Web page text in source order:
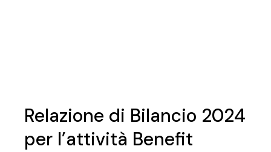
Relazione di Bilancio 2024
per l’attività Benefit